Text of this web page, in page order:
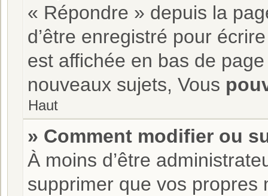
« Répondre » depuis la
d’être enregistré pour
est affichée en bas de
nouveaux sujets, Vous
Haut
» Comment modifier ou
À moins d’être
supprimer que vos propres